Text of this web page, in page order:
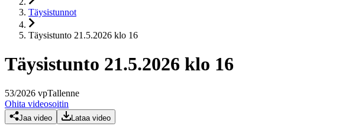
Täysistunnot
Täysistunto 21.5.2026 klo 16
Täysistunto 21.5.2026 klo 16
53/2026 vpTallenne
Ohita videosoitin
Jaa video Lataa video